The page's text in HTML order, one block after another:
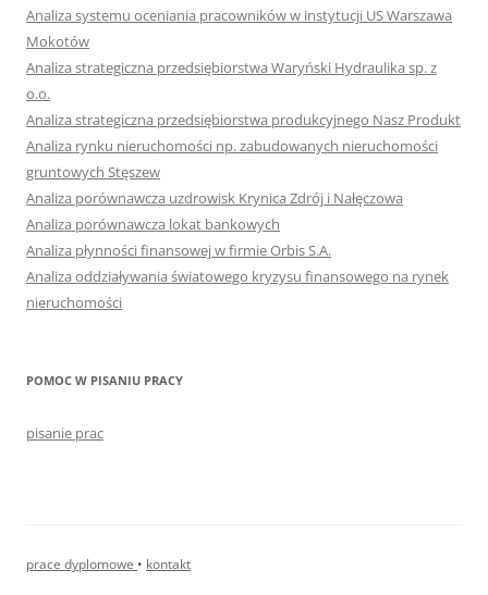
Analiza systemu oceniania pracowników w instytucji US Warszawa
Mokotów
Analiza strategiczna przedsiębiorstwa Waryński Hydraulika sp. z
o.o.
Analiza strategiczna przedsiębiorstwa produkcyjnego Nasz Produkt
Analiza rynku nieruchomości np. zabudowanych nieruchomości
gruntowych Stęszew
Analiza porównawcza uzdrowisk Krynica Zdrój i Nałęczowa
Analiza porównawcza lokat bankowych
Analiza płynności finansowej w firmie Orbis S.A.
Analiza oddziaływania światowego kryzysu finansowego na rynek
nieruchomości
POMOC W PISANIU PRACY
pisanie prac
prace dyplomowe • kontakt